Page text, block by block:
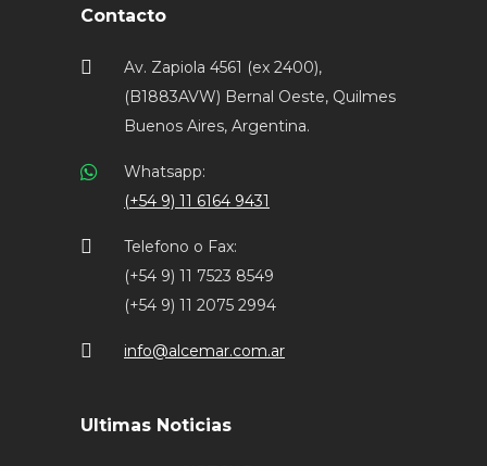
Contacto
Av. Zapiola 4561 (ex 2400),
(B1883AVW) Bernal Oeste, Quilmes
Buenos Aires, Argentina.
Whatsapp:
(+54 9) 11 6164 9431
Telefono o Fax:
(+54 9) 11 7523 8549
(+54 9) 11 2075 2994
info@alcemar.com.ar
Ultimas Noticias